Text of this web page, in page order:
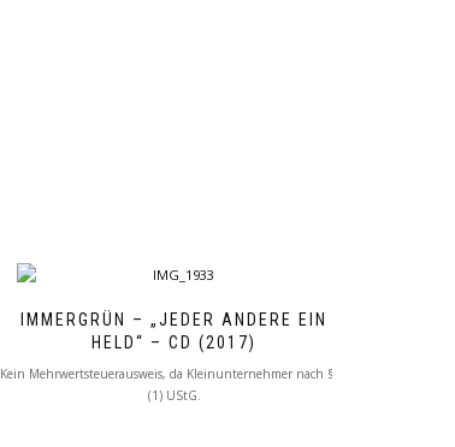
IMMERGRÜN – „JEDER ANDERE EIN
HELD“ – CD (2017)
Kein Mehrwertsteuerausweis, da Kleinunternehmer nach §19
(1) UStG.